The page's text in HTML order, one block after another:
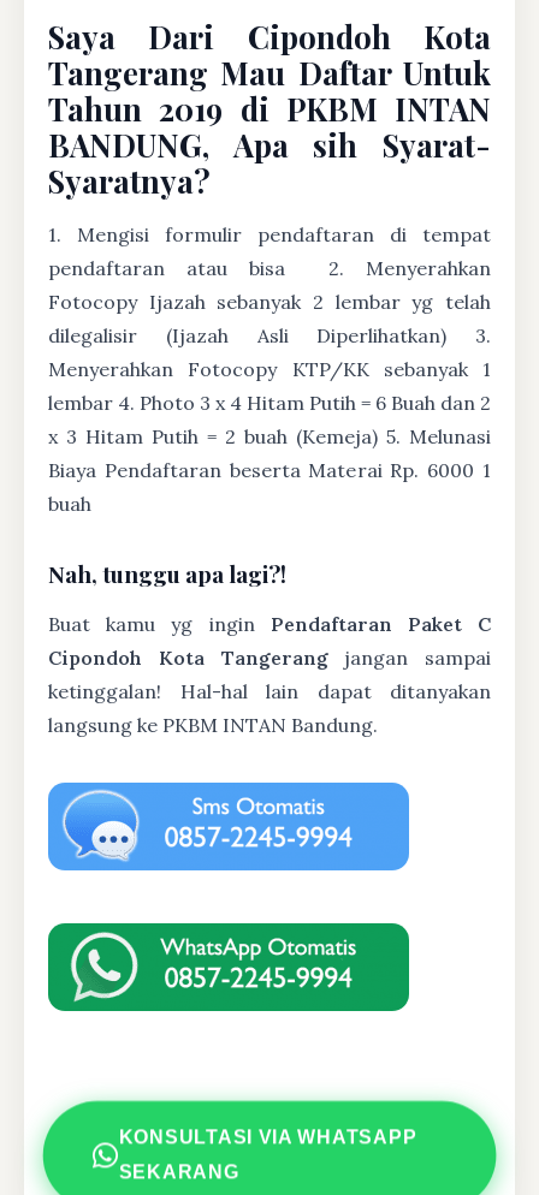
Saya Dari Cipondoh Kota
Tangerang Mau Daftar Untuk
Tahun 2019 di PKBM INTAN
BANDUNG, Apa sih Syarat-
Syaratnya?
1. Mengisi formulir pendaftaran di tempat
pendaftaran atau bisa
2. Menyerahkan
Fotocopy Ijazah sebanyak 2 lembar yg telah
dilegalisir (Ijazah Asli Diperlihatkan) 3.
Menyerahkan Fotocopy KTP/KK sebanyak 1
lembar 4. Photo 3 x 4 Hitam Putih = 6 Buah dan 2
x 3 Hitam Putih = 2 buah (Kemeja) 5. Melunasi
Biaya Pendaftaran beserta Materai Rp. 6000 1
buah
Nah, tunggu apa lagi?!
Buat kamu yg ingin Pendaftaran Paket C
Cipondoh Kota Tangerangjangan sampai
ketinggalan! Hal-hal lain dapat ditanyakan
langsung ke PKBM INTAN Bandung.
KONSULTASI VIA WHATSAPP
SEKARANG